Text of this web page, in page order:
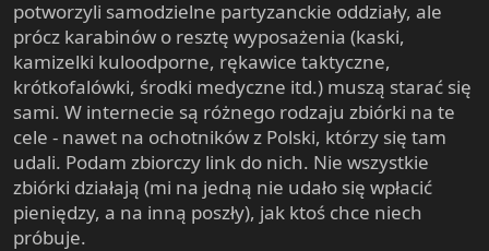
potworzyli samodzielne partyzanckie oddziały, ale
prócz karabinów o resztę wyposażenia (kaski,
kamizelki kuloodporne, rękawice taktyczne,
krótkofalówki, środki medyczne itd.) muszą starać się
sami. W internecie są różnego rodzaju zbiórki na te
cele - nawet na ochotników z Polski, którzy się tam
udali. Podam zbiorczy link do nich. Nie wszystkie
zbiórki działają (mi na jedną nie udało się wpłacić
pieniędzy, a na inną poszły), jak ktoś chce niech
próbuje.